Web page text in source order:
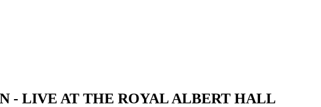
- LIVE AT THE ROYAL ALBERT HALL